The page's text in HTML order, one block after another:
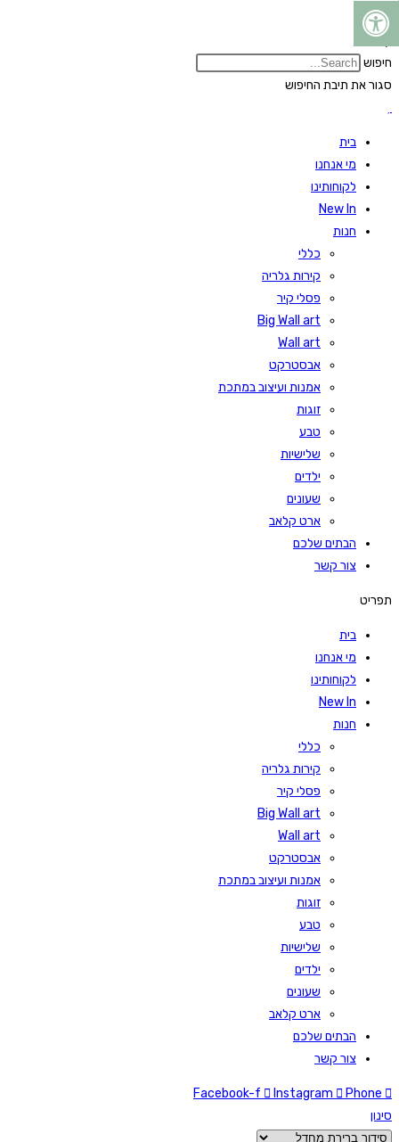
Skip
to
content
חיפוש
חיפוש
סגור את תיבת החיפוש
בית
מי אנחנו
לקוחותינו
New In
חנות
כללי
קירות גלריה
פסלי קיר
Big Wall art
Wall art
אבסטרקט
אמנות ועיצוב במתכת
זוגות
טבע
שלישיות
ילדים
שעונים
ארט קלאב
הבתים שלכם
צור קשר
תפריט
בית
מי אנחנו
לקוחותינו
New In
חנות
כללי
קירות גלריה
פסלי קיר
Big Wall art
Wall art
אבסטרקט
אמנות ועיצוב במתכת
זוגות
טבע
שלישיות
ילדים
שעונים
ארט קלאב
הבתים שלכם
צור קשר
Facebook-f Instagram
Phone
סינון